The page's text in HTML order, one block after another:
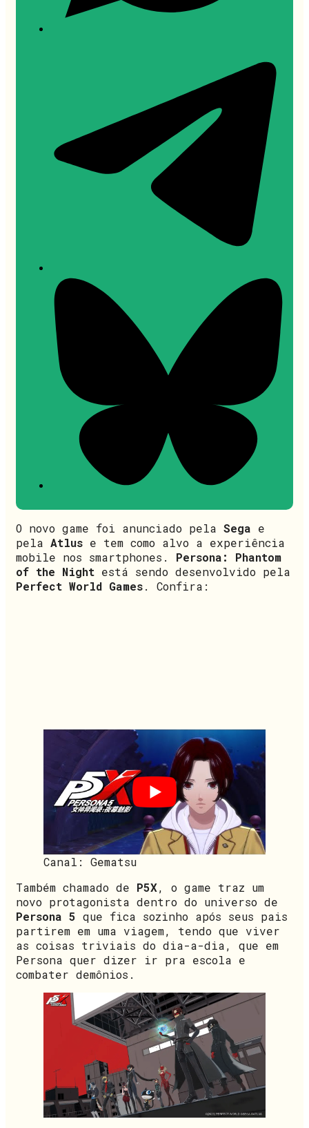
O novo game foi anunciado pela Sega e
pela Atlus e tem como alvo a experiência
mobile nos smartphones. Persona: Phantom
of the Night está sendo desenvolvido pela
Perfect World Games. Confira:
Canal: Gematsu
Também chamado de P5X, o game traz um
novo protagonista dentro do universo de
Persona 5 que fica sozinho após seus pais
partirem em uma viagem, tendo que viver
as coisas triviais do dia-a-dia, que em
Persona quer dizer ir pra escola e
combater demônios.